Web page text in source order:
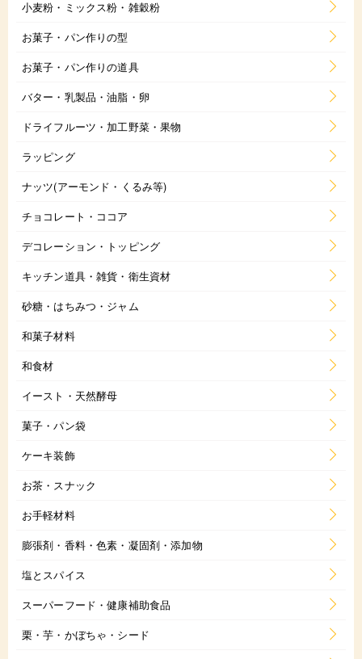
小麦粉・ミックス粉・雑穀粉
お菓子・パン作りの型
お菓子・パン作りの道具
バター・乳製品・油脂・卵
ドライフルーツ・加工野菜・果物
ラッピング
ナッツ(アーモンド・くるみ等)
チョコレート・ココア
デコレーション・トッピング
キッチン道具・雑貨・衛生資材
砂糖・はちみつ・ジャム
和菓子材料
和食材
イースト・天然酵母
菓子・パン袋
ケーキ装飾
お茶・スナック
お手軽材料
膨張剤・香料・色素・凝固剤・添加物
塩とスパイス
スーパーフード・健康補助食品
栗・芋・かぼちゃ・シード